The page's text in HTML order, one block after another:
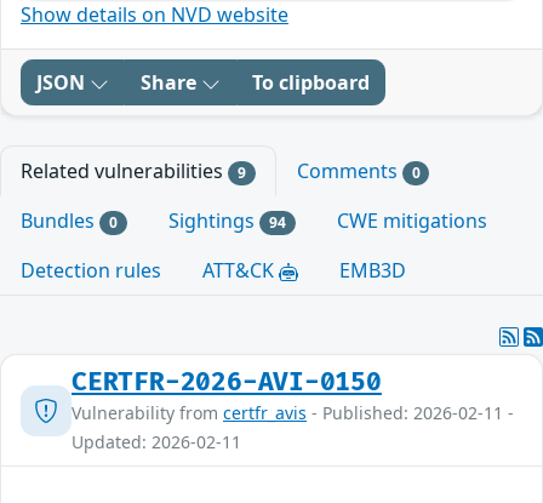
Show details on NVD website
JSON Share To clipboard
Related vulnerabilities 9 Comments 0
Bundles 0 Sightings 94
CWE mitigations
Detection rules
ATT&CK EMB3D
CERTFR-2026-AVI-0150
Vulnerability from certfr_avis - Published: 2026-02-11 -
Updated: 2026-02-11